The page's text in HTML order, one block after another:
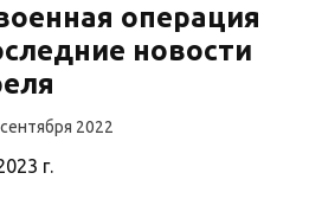
операция
новости
2022
г.